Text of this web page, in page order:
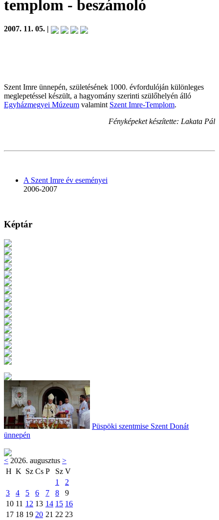
templom - beszámoló
2007. 11. 05. |
Szent Imre ünnepén, születésének 1000. évfordulóján különleges
meglepetéssel készült, a hagyomány szerinti szülőhelyén álló
Egyházmegyei Múzeum valamint Szent Imre-Templom.
Fényképeket készítette: Lakata Pál
A Szent Imre év eseményei
2006-2007
Képtár
Püspöki szentmise Szent Donát
ünnepén
< 2026. augusztus >
H K Sz Cs P Sz V
1
2
3
4 5 6 7 8
9
10 11 12 13 14 15 16
17 18 19 20 21 22 23